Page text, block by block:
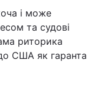
і може
та судові
риторика
США як гаранта